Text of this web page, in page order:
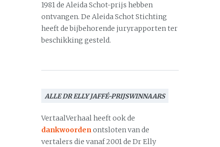
1981 de Aleida Schot-prijs hebben
ontvangen. De Aleida Schot Stichting
heeft de bijbehorende juryrapporten ter
beschikking gesteld.
ALLE DR ELLY JAFFÉ-PRIJSWINNAARS
VertaalVerhaal heeft ook de
dankwoordenontsloten van de
vertalers die vanaf 2001 de Dr Elly